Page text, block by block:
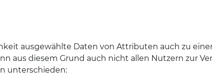
ausgewählte Daten von Attributen auch zu
aus diesem Grund auch nicht allen Nutzern zur
unterschieden: